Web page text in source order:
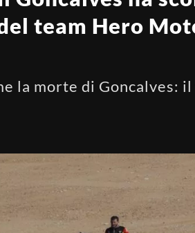
team Hero
la morte di Goncalves: